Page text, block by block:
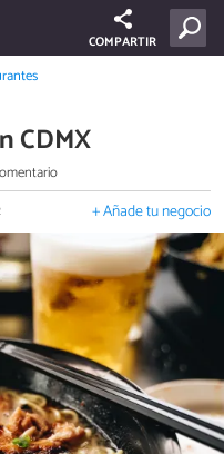
COMPARTIR
CDMX
+ Añade tu negocio